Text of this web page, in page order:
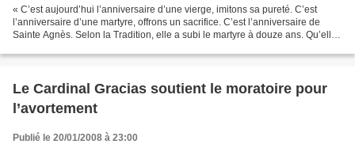
« C’est aujourd’hui l’anniversaire d’une vierge, imitons sa pureté. C’est
l’anniversaire d’une martyre, offrons un sacrifice. C’est l’anniversaire de
Sainte Agnès. Selon la Tradition, elle a subi le martyre à douze ans. Qu’elle
Le Cardinal Gracias soutient le moratoire pour
l’avortement
Publié le 20/01/2008 à 23:00